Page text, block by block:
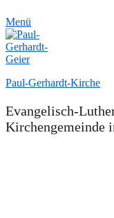
Menü
Paul-Gerhardt-Kirche
Evangelisch-
Kirchengemeinde